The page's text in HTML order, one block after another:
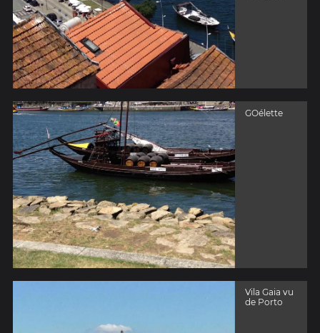
GOélette
Vila Gaia vu
de Porto